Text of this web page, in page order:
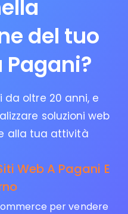
del tuo
oltre 20 anni, e
soluzioni web
alla tua attività
Web A Pagani E
per vendere